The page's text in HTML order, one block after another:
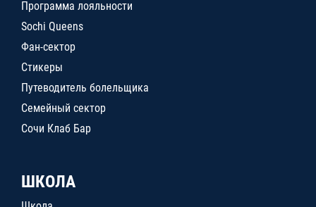
Программа лояльности
Sochi Queens
Фан-сектор
Стикеры
Путеводитель болельщика
Семейный сектор
Сочи Клаб Бар
ШКОЛА